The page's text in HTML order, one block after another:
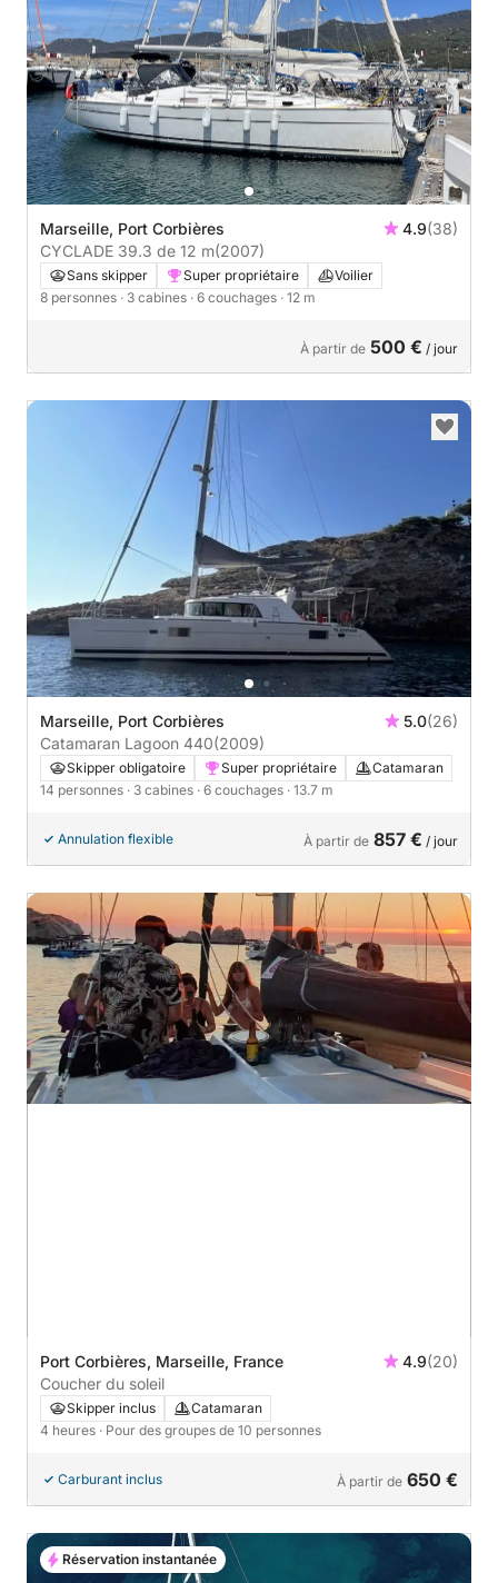
Marseille, Port Corbières 4.9(38)
CYCLADE 39.3 de 12 m(2007)
Sans skipper Super propriétaire
Voilier
8 personnes · 3 cabines · 6 couchages · 12 m
À partir de 500 € / jour
Marseille, Port Corbières 5.0(26)
Catamaran Lagoon 440(2009)
Skipper obligatoire Super propriétaire
Catamaran
14 personnes · 3 cabines · 6 couchages · 13.7 m
Annulation flexible À partir de 857 € / jour
Port Corbières, Marseille, France 4.9(20)
Coucher du soleil
Skipper inclus
Catamaran
4 heures · Pour des groupes de 10 personnes
Carburant inclus À partir de 650 €
Réservation instantanée